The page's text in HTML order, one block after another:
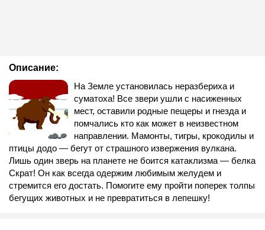
Описание:
На Земле установилась неразбериха и
суматоха! Все звери ушли с насиженных
мест, оставили родные пещеры и гнезда и
помчались кто как может в неизвестном
направлении. Мамонты, тигры, крокодилы и
птицы додо — бегут от страшного извержения вулкана.
Лишь один зверь на планете не боится катаклизма — белка
Скрат! Он как всегда одержим любимым желудем и
стремится его достать. Помогите ему пройти поперек толпы
бегущих животных и не превратиться в лепешку!